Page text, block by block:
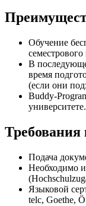
Обучение
семестрового
В
время
(если они
Buddy-
университете.
Требования
Подача
Необходимо
Языковой
telc, Goethe,